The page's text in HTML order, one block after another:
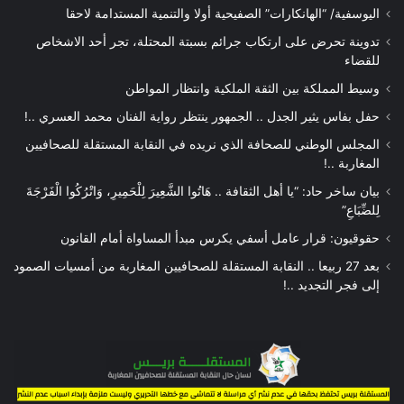
اليوسفية/ “الهانكارات” الصفيحية أولا والتنمية المستدامة لاحقا
تدوينة تحرض على ارتكاب جرائم بسبتة المحتلة، تجر أحد الاشخاص
للقضاء
وسيط المملكة بين الثقة الملكية وانتظار المواطن
حفل بفاس يثير الجدل .. الجمهور ينتظر رواية الفنان محمد العسري ..!
المجلس الوطني للصحافة الذي نريده في النقابة المستقلة للصحافيين
المغاربة ..!
بيان ساخر حاد: “يا أهل الثقافة .. هَاتُوا الشَّعِيرَ لِلْحَمِيرِ، وَاتْرُكُوا الْفَرْجَةَ
لِلضِّبَاعِ”
حقوقيون: قرار عامل أسفي يكرس مبدأ المساواة أمام القانون
بعد 27 ربيعا .. النقابة المستقلة للصحافيين المغاربة من أمسيات الصمود
إلى فجر التجديد ..!